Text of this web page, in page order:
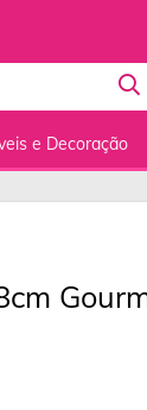
e Decoração